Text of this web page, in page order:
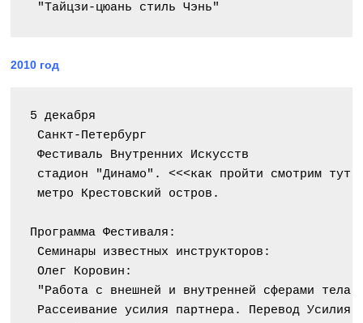
"Тайцзи-цюань стиль Чэнь"
2010 год
5 декабря
Санкт-Петербург
Фестиваль Внутренних Искусств
стадион "Динамо". <<<как пройти смотрим тут
метро Крестовский остров.
Программа Фестиваля:
Семинары известных инструкторов:
Олег Коровин:
"Работа с внешней и внутренней сферами тела.
Рассеивание усилия партнера. Перевод Усилия